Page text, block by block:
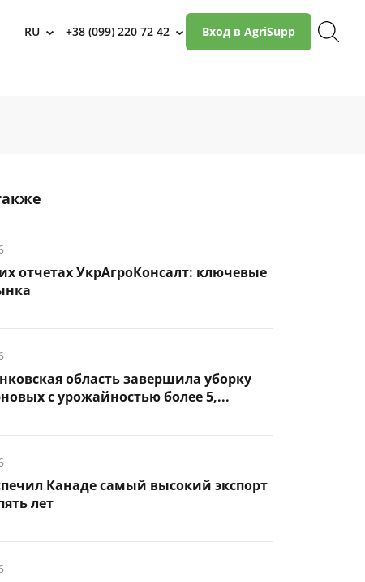
RU › +38 (099) 220 72 42 › Вход в AgriSupp
отчетах УкрАгроКонсалт: ключевые
область завершила уборку
с урожайностью более 5,...
Канаде самый высокий экспорт
лет